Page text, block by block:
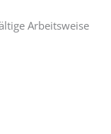
Arbeitsweise